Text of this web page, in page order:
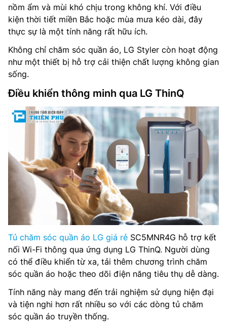
nồm ẩm và mùi khó chịu trong không khí. Với điều
kiện thời tiết miền Bắc hoặc mùa mưa kéo dài, đây
thực sự là một tính năng rất hữu ích.
Không chỉ chăm sóc quần áo, LG Styler còn hoạt động
như một thiết bị hỗ trợ cải thiện chất lượng không gian
sống.
Điều khiển thông minh qua LG ThinQ
Tủ chăm sóc quần áo LG giá rẻ SC5MNR4G hỗ trợ kết
nối Wi-Fi thông qua ứng dụng LG ThinQ. Người dùng
có thể điều khiển từ xa, tải thêm chương trình chăm
sóc quần áo hoặc theo dõi điện năng tiêu thụ dễ dàng.
Tính năng này mang đến trải nghiệm sử dụng hiện đại
và tiện nghi hơn rất nhiều so với các dòng tủ chăm
sóc quần áo truyền thống.